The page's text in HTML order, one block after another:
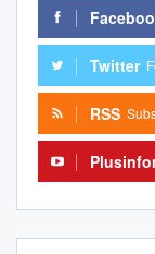
Twitter
RSS